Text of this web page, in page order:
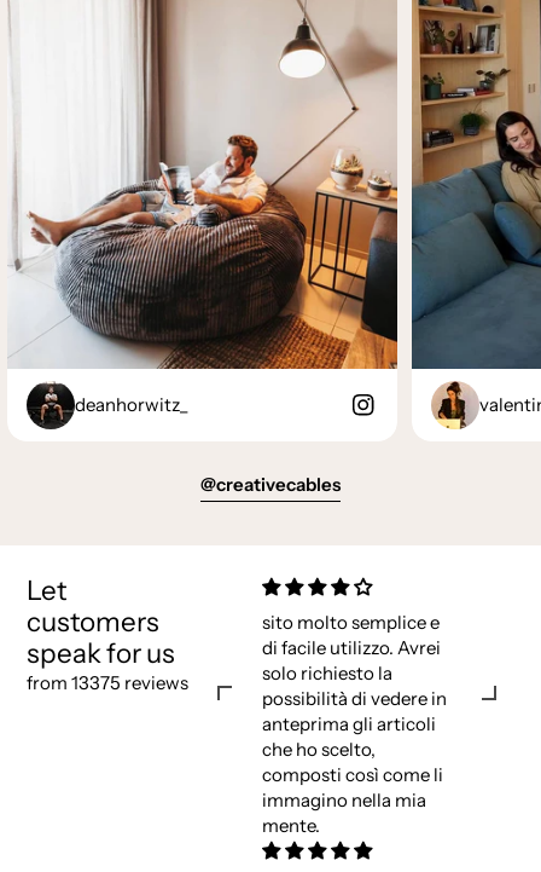
deanhorwitz_
@creativecables
Let
customers
speak for us
from 13375 reviews
sito molto semplice e
di facile utilizzo. Avrei
solo richiesto la
possibilità di vedere in
anteprima gli articoli
che ho scelto,
composti così come li
immagino nella mia
mente.